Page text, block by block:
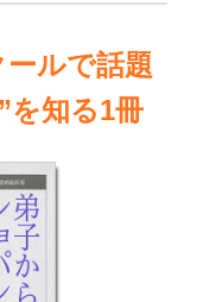
ルで話題
を知る1冊